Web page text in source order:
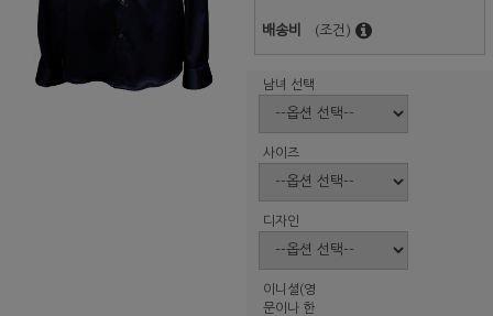
배송비 (조건)
남녀 선택
사이즈
디자인
이니셜(영
문이나 한